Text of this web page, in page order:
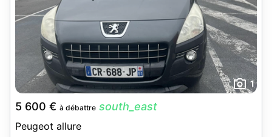
1
5 600 € à débattre south_east
Peugeot allure